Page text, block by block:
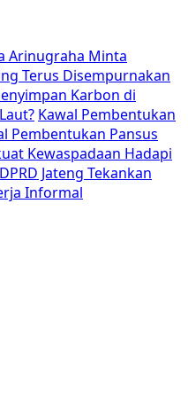
Arinugraha Minta
Terus Disempurnakan
Karbon di
Kawal Pembentukan
Pembentukan Pansus
Kewaspadaan Hadapi
Jateng Tekankan
Informal